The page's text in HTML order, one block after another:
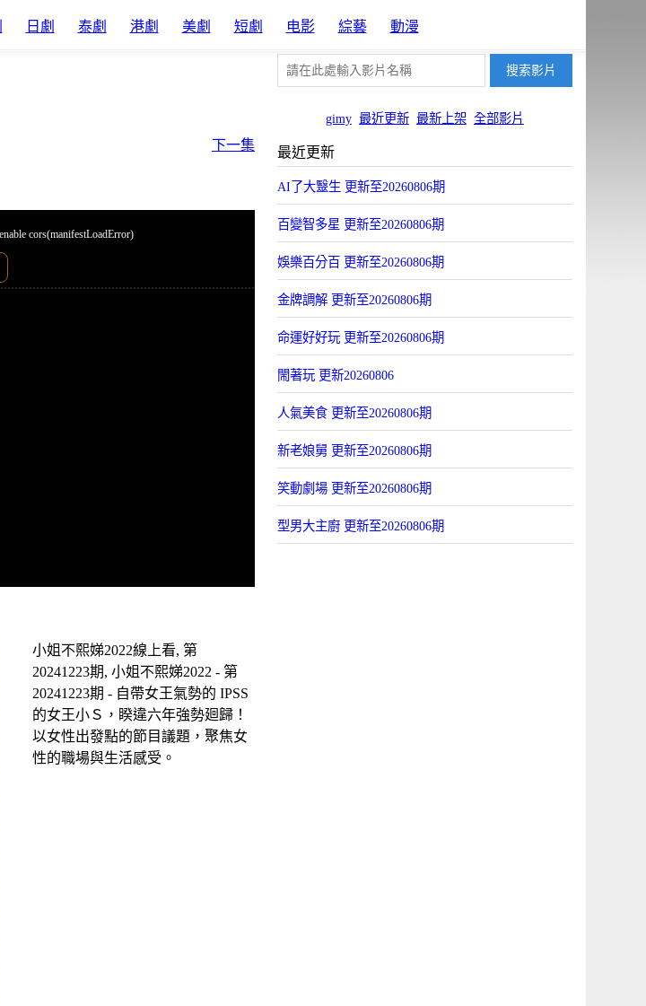
日劇 泰劇 港劇 美劇 短劇 电影 綜藝 動漫
gimy 最近更新 最新上架 全部影片
下一集
小姐不熙娣2022線上看, 第
20241223期, 小姐不熙娣2022 - 第
20241223期 - 自帶女王氣勢的 IPSS
的女王小Ｓ，睽違六年強勢廻歸！
以女性出發點的節目議題，聚焦女
性的職場與生活感受。
最近更新
AI了大毉生 更新至20260806期
百變智多星 更新至20260806期
娛樂百分百 更新至20260806期
金牌調解 更新至20260806期
命運好好玩 更新至20260806期
閙著玩 更新20260806
人氣美食 更新至20260806期
新老娘舅 更新至20260806期
笑動劇場 更新至20260806期
型男大主廚 更新至20260806期